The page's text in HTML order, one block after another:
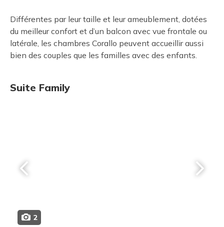
Différentes par leur taille et leur ameublement, dotées
du meilleur confort et d’un balcon avec vue frontale ou
latérale, les chambres Corallo peuvent accueillir aussi
bien des couples que les familles avec des enfants.
Suite Family
2